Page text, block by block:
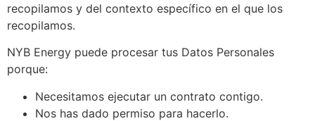
recopilamos y del contexto específico en el que los
recopilamos.
NYB Energy puede procesar tus Datos Personales
porque:
Necesitamos ejecutar un contrato contigo.
Nos has dado permiso para hacerlo.